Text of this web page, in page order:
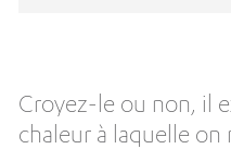
Croyez-le ou non, il
chaleur à laquelle on